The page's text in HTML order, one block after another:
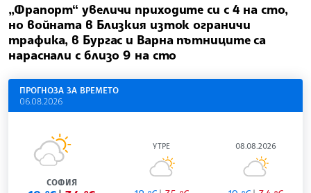
„Фрапорт“ увеличи приходите си с 4 на сто,
но войната в Близкия изток ограничи
трафика, в Бургас и Варна пътниците са
нараснали с близо 9 на сто
ПРОГНОЗА ЗА ВРЕМЕТО
06.08.2026
СОФИЯ
УТРЕ 08.08.2026